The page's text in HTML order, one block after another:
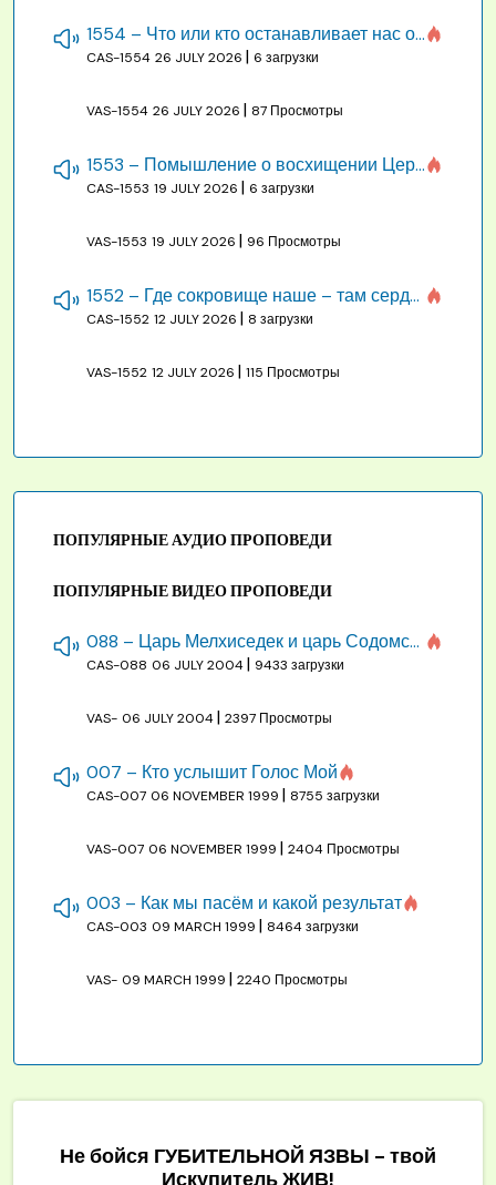
1554 – Что или кто останавливает нас от созидания строения Божия
CAS-1554 26 JULY 2026 | 6 загрузки
VAS-1554 26 JULY 2026 | 87 Просмотры
1553 – Помышление о восхищении Церкви на бракосочетании, во всякое время
CAS-1553 19 JULY 2026 | 6 загрузки
VAS-1553 19 JULY 2026 | 96 Просмотры
1552 – Где сокровище наше – там сердце, там помышления
CAS-1552 12 JULY 2026 | 8 загрузки
VAS-1552 12 JULY 2026 | 115 Просмотры
ПОПУЛЯРНЫЕ АУДИО ПРОПОВЕДИ
ПОПУЛЯРНЫЕ ВИДЕО ПРОПОВЕДИ
088 – Царь Мелхиседек и царь Содомский
CAS-088 06 JULY 2004| 9433 загрузки
VAS- 06 JULY 2004| 2397 Просмотры
007 – Кто услышит Голос Мой
CAS-007 06 NOVEMBER 1999 | 8755 загрузки
VAS-007 06 NOVEMBER 1999 | 2404 Просмотры
003 – Как мы пасём и какой результат
CAS-003 09 MARCH 1999 | 8464 загрузки
VAS- 09 MARCH 1999 | 2240 Просмотры
Не бойся ГУБИТЕЛЬНОЙ ЯЗВЫ - твой
Искупитель ЖИВ!